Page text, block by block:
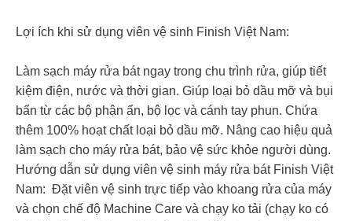
Lợi ích khi sử dụng viên vệ sinh Finish Việt Nam:
Làm sạch máy rửa bát ngay trong chu trình rửa, giúp tiết
kiệm điện, nước và thời gian. Giúp loại bỏ dầu mỡ và bụi
bẩn từ các bộ phận ẩn, bộ lọc và cánh tay phun. Chứa
thêm 100% hoạt chất loại bỏ dầu mỡ. Nâng cao hiệu quả
làm sạch cho máy rửa bát, bảo vệ sức khỏe người dùng.
Hướng dẫn sử dụng viên vệ sinh máy rửa bát Finish Việt
Nam: Đặt viên vệ sinh trực tiếp vào khoang rửa của máy
và chọn chế độ Machine Care và chạy ko tải (chạy ko có